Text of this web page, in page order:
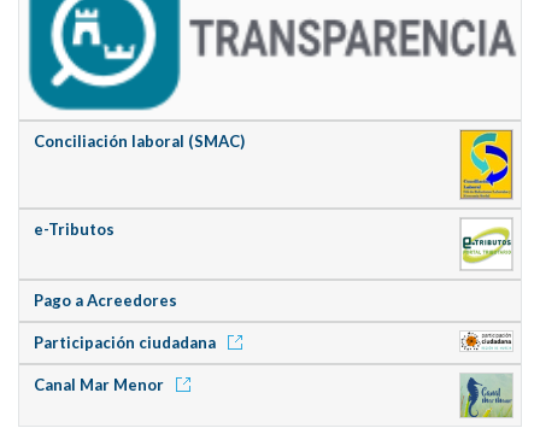
Conciliación laboral (SMAC)
e-Tributos
Pago a Acreedores
Participación ciudadana
Canal Mar Menor